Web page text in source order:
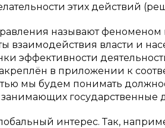
этих действий
называют феноменом
взаимодействия власти и
эффективности
в приложении к
мы будем понимать
государственные
интерес. Так,